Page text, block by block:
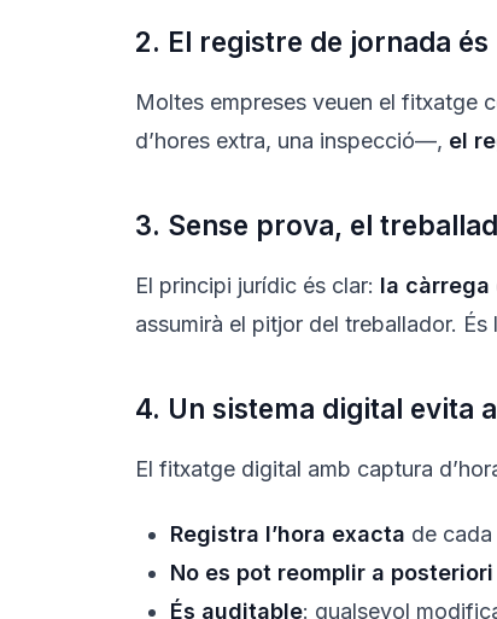
2. El registre de jornada
Moltes empreses veuen el fitxatge
d’hores extra, una inspecció—, el
3. Sense prova, el
El principi jurídic és clar: la càrrega
assumirà el pitjor del treballador.
4. Un sistema digital evita
El fitxatge digital amb captura
Registra l’hora exacta de
No es pot reomplir a posteriori
És auditable: qualsevol